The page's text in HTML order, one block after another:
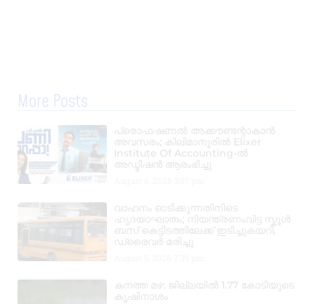
More Posts
പ്രൊഫഷണൽ അക്കൗണ്ടന്റാകാൻ
അവസരം; കിലിമാനൂരിൽ Elixer
Institute Of Accounting-ൽ
അഡ്മിഷൻ ആരംഭിച്ചു
വാഹനം ഓടിക്കുന്നതിനിടെ
ഹൃദയാഘാതം; നിയന്ത്രണംവിട്ട സ്കൂൾ
ബസ് കെട്ടിടത്തിലേക്ക് ഇടിച്ചുകയറി,
ഡ്രൈവർ മരിച്ചു
കനത്ത മഴ: ജില്ലയിൽ 1.77 കോടിയുടെ
കൃഷിനാശം